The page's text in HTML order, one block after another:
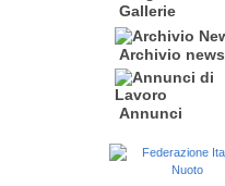
Gallerie
Archivio news
Annunci